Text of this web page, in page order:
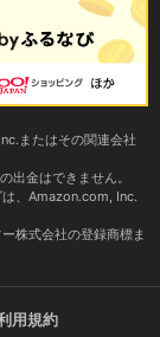
またはその関連会社
出金はできません。
、Amazon.com, Inc.
株式会社の登録商標ま
用規約